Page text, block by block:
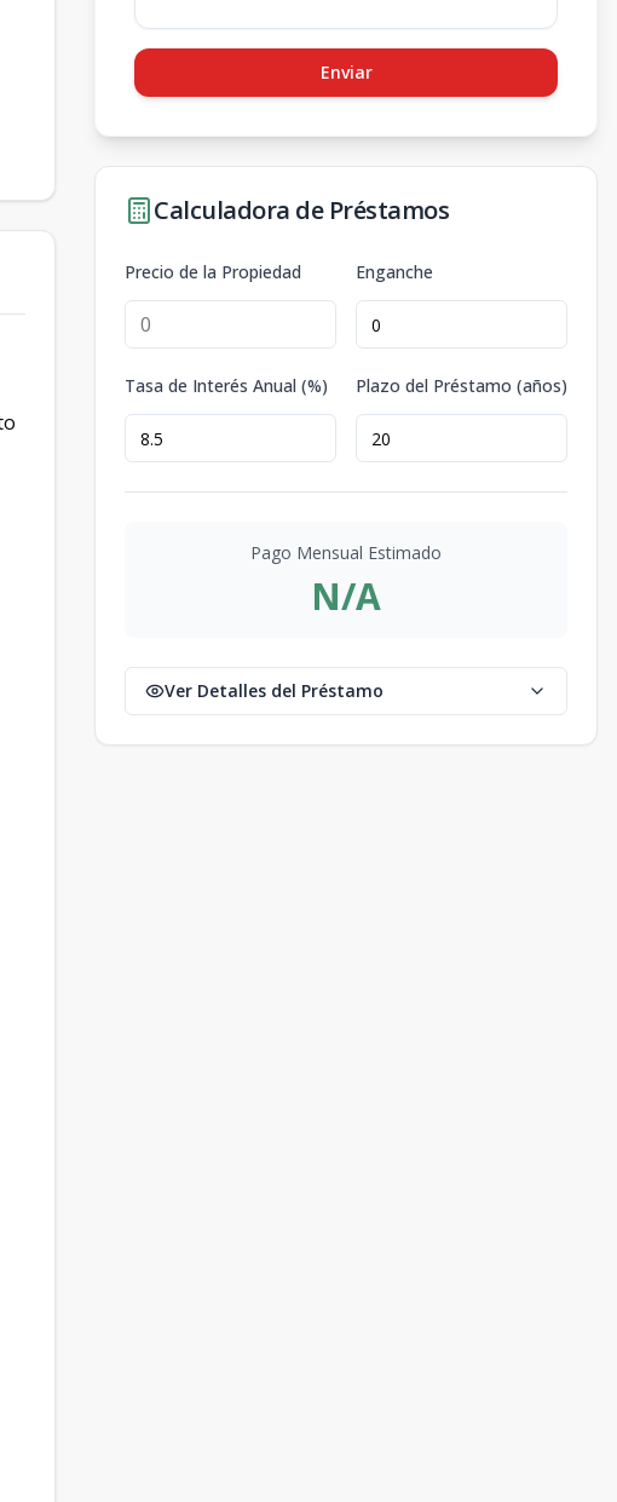
Enviar
Calculadora de Préstamos
Precio de la Propiedad Enganche
Tasa de Interés Anual (%) Plazo del Préstamo (años)
Pago Mensual Estimado
N/A
Ver Detalles del Préstamo